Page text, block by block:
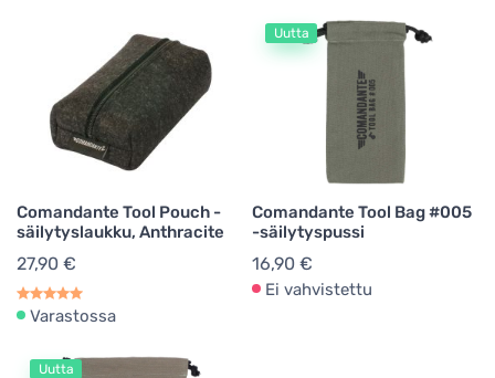
Comandante Tool Pouch -
säilytyslaukku, Anthracite
27,90 €
Varastossa
Uutta
Comandante Tool Bag #005
-säilytyspussi
16,90 €
Ei vahvistettu
Uutta